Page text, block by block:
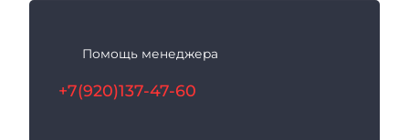
Помощь менеджера
+7(920)137-47-60